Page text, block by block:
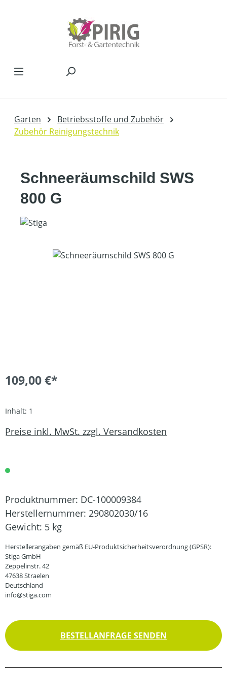
Garten
Betriebsstoffe und Zubehör
Zubehör Reinigungstechnik
Schneeräumschild SWS
800 G
Bildergalerie überspringen
109,00 €*
Inhalt: 1
Preise inkl. MwSt. zzgl. Versandkosten
Produktnummer: DC-100009384
Herstellernummer: 290802030/16
Gewicht: 5 kg
Herstellerangaben gemäß EU-Produktsicherheitsverordnung (GPSR):
Stiga GmbH
Zeppelinstr. 42
47638 Straelen
Deutschland
info@stiga.com
BESTELLANFRAGE SENDEN